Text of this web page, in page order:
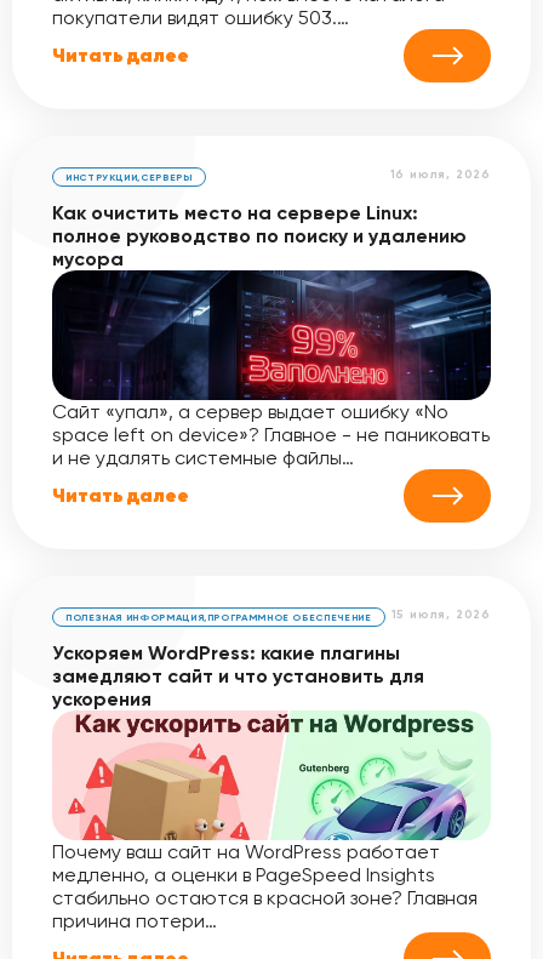
покупатели видят ошибку 503.…
Читать далее
16 июля, 2026
ИНСТРУКЦИИ, СЕРВЕРЫ
Как очистить место на сервере Linux:
полное руководство по поиску и удалению
мусора
Сайт «упал», а сервер выдает ошибку «No
space left on device»? Главное - не паниковать
и не удалять системные файлы…
Читать далее
15 июля, 2026
ПОЛЕЗНАЯ ИНФОРМАЦИЯ,ПРОГРАММНОЕ ОБЕСПЕЧЕНИЕ
Ускоряем WordPress: какие плагины
замедляют сайт и что установить для
ускорения
Почему ваш сайт на WordPress работает
медленно, а оценки в PageSpeed Insights
стабильно остаются в красной зоне? Главная
причина потери…